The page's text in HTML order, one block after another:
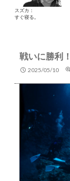
スズカ：
すぐ寝る。
戦いに勝利
2025/05/10